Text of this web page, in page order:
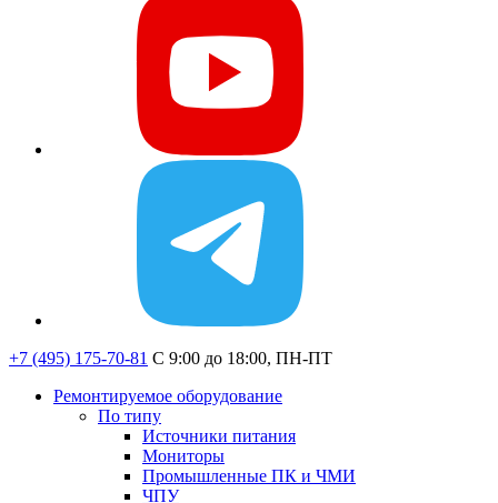
+7 (495) 175-70-81 C 9:00 до 18:00, ПН-ПТ
Ремонтируемое оборудование
По типу
Источники питания
Мониторы
Промышленные ПК и ЧМИ
ЧПУ